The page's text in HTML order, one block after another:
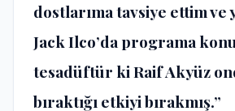
dostlarıma tavsiye ettim ve
Jack Ilco’da programa
tesadüftür ki Raif Akyüz
bıraktığı etkiyi bırakmış.”